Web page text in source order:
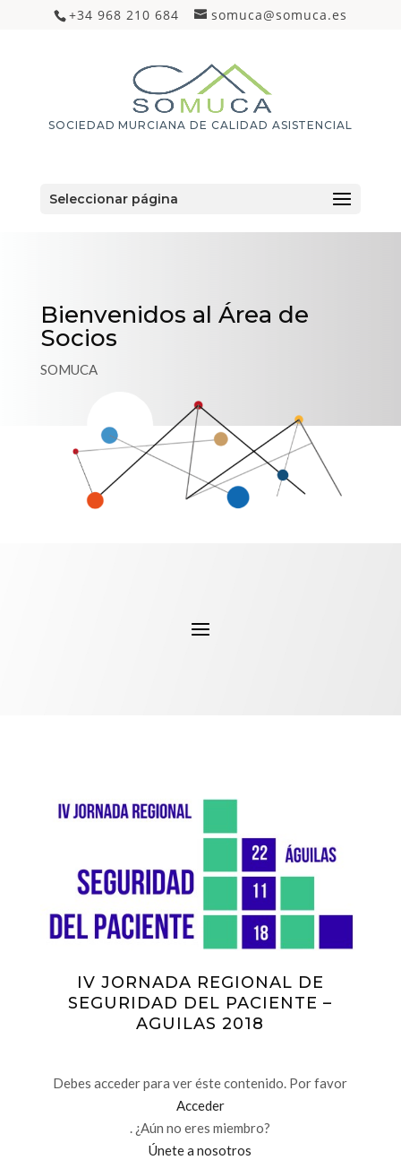
+34 968 210 684 somuca@somuca.es
SOCIEDAD MURCIANA DE CALIDAD ASISTENCIAL
Seleccionar página
Bienvenidos al Área de
Socios
SOMUCA
IV JORNADA REGIONAL DE
SEGURIDAD DEL PACIENTE –
AGUILAS 2018
Debes acceder para ver éste contenido. Por favor
Acceder
. ¿Aún no eres miembro?
Únete a nosotros